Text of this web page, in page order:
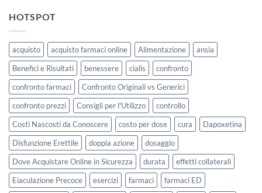
HOTSPOT
acquisto acquisto farmaci online Alimentazione
ansia
Benefici e Risultati
benessere cialis
confronto
confronto farmaci
Confronto Originali vs Generici
confronto prezzi
Consigli per l'Utilizzo
controllo
Costi Nascosti da Conoscere
costo per dose cura
Dapoxetina
Disfunzione Erettile
doppia azione
dosaggio
Dove Acquistare Online in Sicurezza
durata
effetti collaterali
Eiaculazione Precoce
esercizi farmaci
farmaci ED